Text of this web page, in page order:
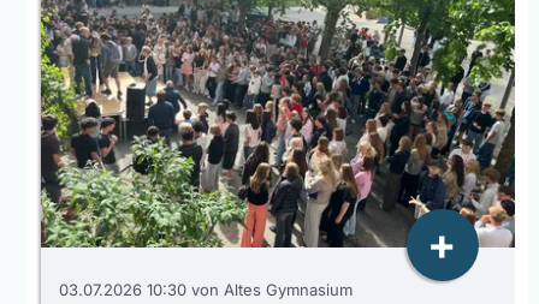
03.07.2026 10:30 von Altes Gymnasium
+